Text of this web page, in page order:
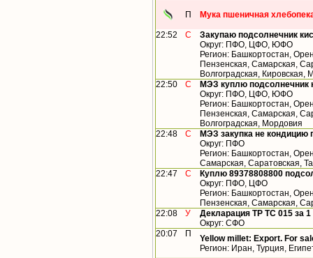
П Мука пшеничная
22:52 С
Закупаю подсолнечник
Округ: ПФО, ЦФО, ЮФО
Регион: Башкортостан,
Пензенская, Самарская,
Волгоградская, Кировская,
22:50
С
МЭЗ куплю подсолнечник
Округ: ПФО, ЦФО, ЮФО
Регион: Башкортостан,
Пензенская, Самарская,
Волгоградская, Мордовия
22:48
С
МЭЗ закупка не кондицию
Округ: ПФО
Регион: Башкортостан,
Самарская, Саратовская,
22:47
С
Куплю 89378808800
Округ: ПФО, ЦФО
Регион: Башкортостан,
Пензенская, Самарская,
22:08
У
Декларация ТР ТС 015 за 1
Округ: СФО
20:07
П Yellow millet: Export. For
Регион: Иран, Турция,